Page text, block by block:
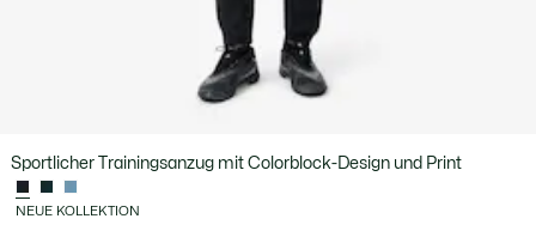
Sportlicher Trainingsanzug mit Colorblock-Design und Print
NEUE KOLLEKTION